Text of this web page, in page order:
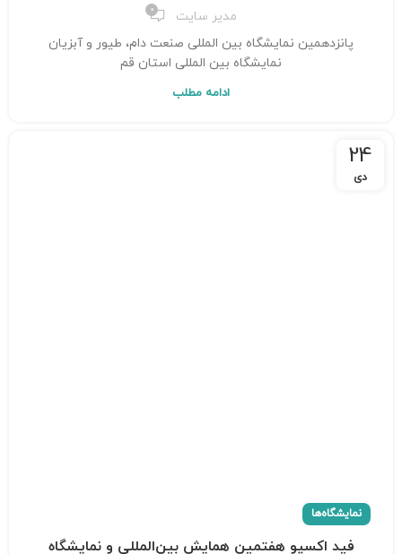
مدیر سایت 0
پانزدهمین نمایشگاه بین المللی صنعت دام، طیور و آبزیان
نمایشگاه بین المللی استان قم
ادامه مطلب
24
دی
نمایشگاه‌ها
فید اکسپو هفتمین همایش بین‌المللی و نمایشگاه